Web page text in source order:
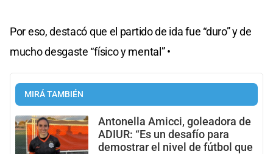
Por eso, destacó que el partido de ida fue “duro” y de
mucho desgaste “físico y mental” •
MIRÁ TAMBIÉN
Antonella Amicci, goleadora de
ADIUR: “Es un desafío para
demostrar el nivel de fútbol que